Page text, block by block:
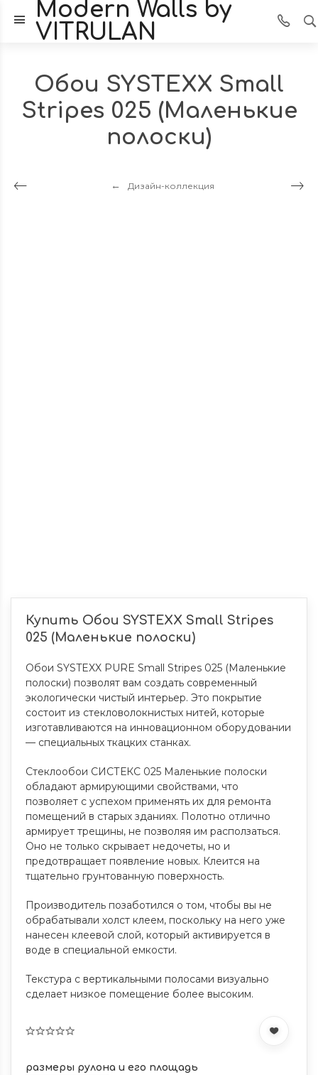
Modern Walls by
VITRULAN
Обои SYSTEXX Small
Stripes 025 (Маленькие
полоски)
Дизайн-коллекция
Купить Обои SYSTEXX Small Stripes
025 (Маленькие полоски)
Обои SYSTEXX PURE Small Stripes 025 (Маленькие
полоски) позволят вам создать современный
экологически чистый интерьер. Это покрытие
состоит из стекловолокнистых нитей, которые
изготавливаются на инновационном оборудовании
— специальных ткацких станках.
Стеклообои СИСТЕКС 025 Маленькие полоски
обладают армирующими свойствами, что
позволяет с успехом применять их для ремонта
помещений в старых зданиях. Полотно отлично
армирует трещины, не позволяя им расползаться.
Оно не только скрывает недочеты, но и
предотвращает появление новых. Клеится на
тщательно грунтованную поверхность.
Производитель позаботился о том, чтобы вы не
обрабатывали холст клеем, поскольку на него уже
нанесен клеевой слой, который активируется в
воде в специальной емкости.
Текстура с вертикальными полосами визуально
сделает низкое помещение более высоким.
размеры рулона и его площадь